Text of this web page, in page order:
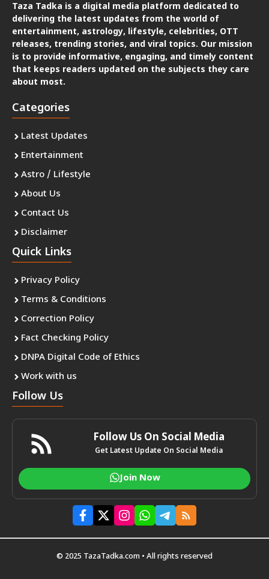
Taza Tadka is a digital media platform dedicated to
delivering the latest updates from the world of
entertainment, astrology, lifestyle, celebrities, OTT
releases, trending stories, and viral topics. Our mission
is to provide informative, engaging, and timely content
that keeps readers updated on the subjects they care
about most.
Categories
Latest Updates
Entertainment
Astro / Lifestyle
About Us
Contact Us
Disclaimer
Quick Links
Privacy Policy
Terms & Conditions
Correction Policy
Fact Checking Policy
DNPA Digital Code of Ethics
Work with us
Follow Us
Follow Us On Social Media
Get Latest Update On Social Media
Join Now
© 2025 TazaTadka.com • All rights reserved